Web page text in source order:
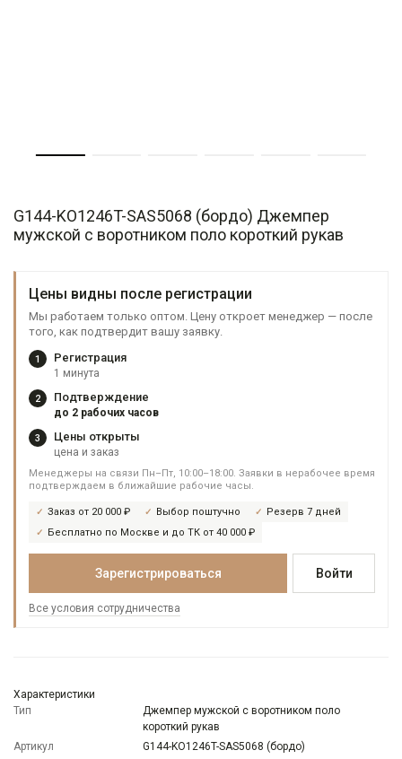
G144-KO1246T-SAS5068 (бордо) Джемпер
мужской с воротником поло короткий рукав
Цены видны после регистрации
Мы работаем только оптом. Цену откроет менеджер — после
того, как подтвердит вашу заявку.
1 Регистрация
1 минута
2 Подтверждение
до 2 рабочих часов
3 Цены открыты
цена и заказ
Менеджеры на связи Пн–Пт, 10:00–18:00. Заявки в нерабочее время
подтверждаем в ближайшие рабочие часы.
Заказ от 20 000 ₽ Выбор поштучно
Резерв 7 дней
Бесплатно по Москве и до ТК от 40 000 ₽
Зарегистрироваться Войти
Все условия сотрудничества
Характеристики
Тип
Джемпер мужской с воротником поло
короткий рукав
Артикул
G144-KO1246T-SAS5068 (бордо)